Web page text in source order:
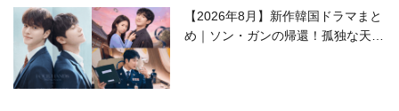
【2026年8月】新作韓国ドラマまと
め｜ソン・ガンの帰還！孤独な天才